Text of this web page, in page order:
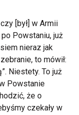
[był] w Armii
Powstaniu, już
nieraz jak
to mówił:
Niestety. To już
Powstanie
że o
czekały w